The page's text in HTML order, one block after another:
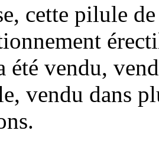
cette pilule
été vendu,
vendu dans